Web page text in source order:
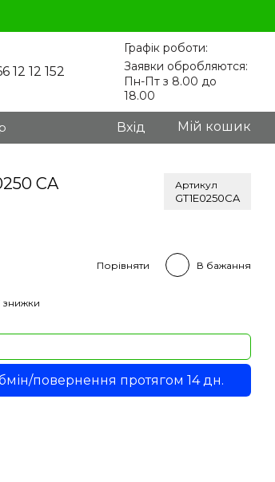
12 12 152
Графік роботи:
Заявки обробляются:
Пн-Пт з 8.00 до
18.00
Вхід Мій кошик
CA
Артикул
GT1E0250CA
Порівняти В бажання
знижки
повернення протягом 14 дн.